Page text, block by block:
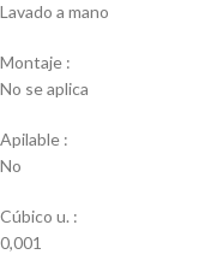
Lavado a mano
Montaje :
No se aplica
Apilable :
No
Cúbico u. :
0,001